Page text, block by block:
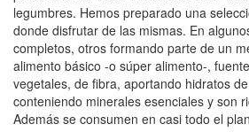
legumbres. Hemos preparado una
donde disfrutar de las mismas. En
completos, otros formando parte de un
alimento básico -o súper alimento-,
vegetales, de fibra, aportando hidratos
conteniendo minerales esenciales y son
Además se consumen en casi todo el